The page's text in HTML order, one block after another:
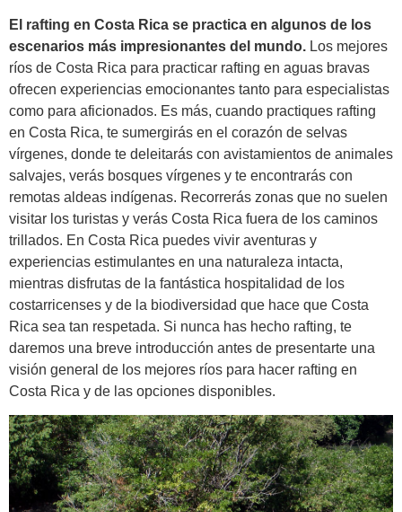
El rafting en Costa Rica se practica en algunos de los
escenarios más impresionantes del mundo. Los mejores
ríos de Costa Rica para practicar rafting en aguas bravas
ofrecen experiencias emocionantes tanto para especialistas
como para aficionados. Es más, cuando practiques rafting
en Costa Rica, te sumergirás en el corazón de selvas
vírgenes, donde te deleitarás con avistamientos de animales
salvajes, verás bosques vírgenes y te encontrarás con
remotas aldeas indígenas. Recorrerás zonas que no suelen
visitar los turistas y verás Costa Rica fuera de los caminos
trillados. En Costa Rica puedes vivir aventuras y
experiencias estimulantes en una naturaleza intacta,
mientras disfrutas de la fantástica hospitalidad de los
costarricenses y de la biodiversidad que hace que Costa
Rica sea tan respetada. Si nunca has hecho rafting, te
daremos una breve introducción antes de presentarte una
visión general de los mejores ríos para hacer rafting en
Costa Rica y de las opciones disponibles.